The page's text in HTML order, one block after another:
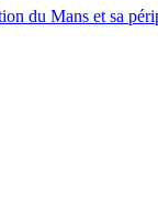
du Mans et sa